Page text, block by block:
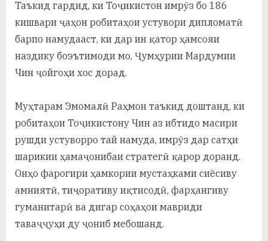
Таъкид гардид, ки Тоҷикистон имрӯз бо 186
кишвари ҷаҳон робитаҳои устувори дипломатӣ
барпо намудааст, ки дар ин қатор ҳамсояи
наздику боэътимоди мо, Ҷумҳурии Мардумии
Чин ҷойгоҳи хос дорад.
Муҳтарам Эмомалӣ Раҳмон таъкид доштанд, ки
робитаҳои Тоҷикистону Чин аз ибтидо масири
рушди устуворро тай намуда, имрӯз дар сатҳи
шарикии ҳамаҷонибаи стратегӣ қарор доранд.
Онҳо фарогири ҳамкории мустаҳками сиёсиву
амниятӣ, тиҷоративу иқтисодӣ, фарҳангиву
гуманитарӣ ва дигар соҳаҳои мавриди
таваҷҷуҳи ду ҷониб мебошанд.